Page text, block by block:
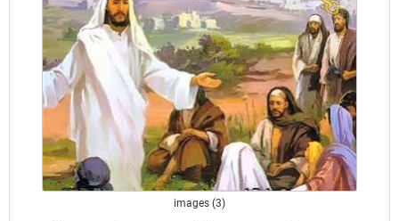
images (3)